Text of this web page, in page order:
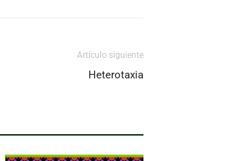
Artículo siguiente
Heterotaxia